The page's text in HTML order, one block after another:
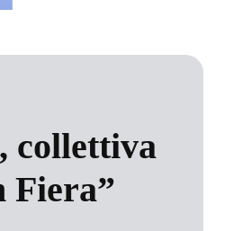
collettiva
Fiera”